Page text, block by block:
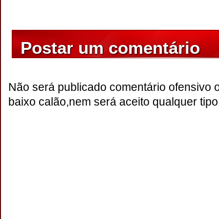
Postar um comentário
Não será publicado comentário ofensivo
baixo calão,nem será aceito qualquer